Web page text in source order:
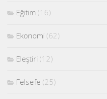
Eğitim (16)
Ekonomi (62)
Eleştiri (12)
Felsefe (25)